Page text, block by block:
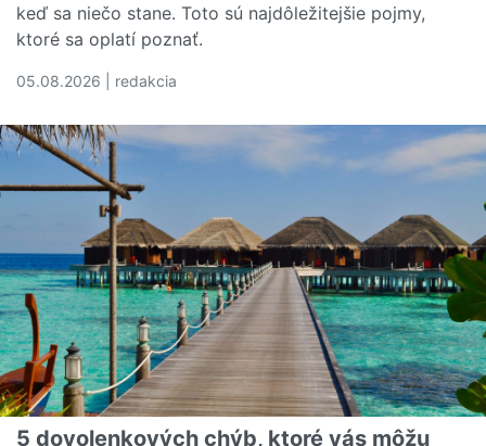
keď sa niečo stane. Toto sú najdôležitejšie pojmy,
ktoré sa oplatí poznať.
05.08.2026 | redakcia
5 dovolenkových chýb, ktoré vás môžu